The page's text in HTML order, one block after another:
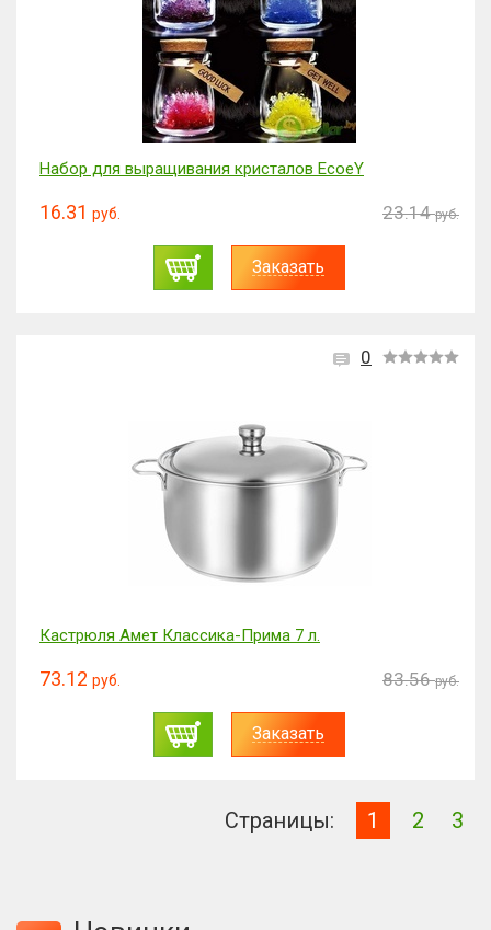
Набор для выращивания кристалов EcoeY
16.31 руб. 23.14 руб.
Заказать
0
Кастрюля Амет Классика-Прима 7 л.
73.12 руб. 83.56 руб.
Заказать
Страницы: 1 2 3